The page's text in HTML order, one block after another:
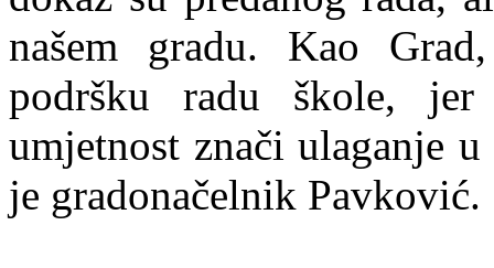
našem gradu. Kao
podršku radu škole,
umjetnost znači ulaganje u
je gradonačelnik Pavković.